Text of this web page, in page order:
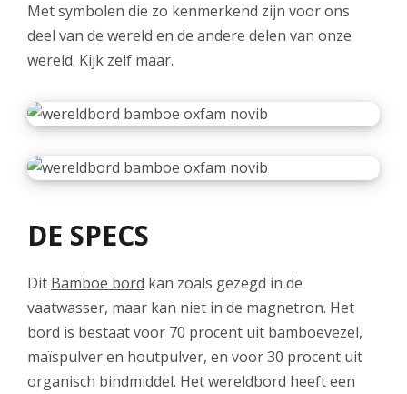
Met symbolen die zo kenmerkend zijn voor ons
deel van de wereld en de andere delen van onze
wereld. Kijk zelf maar.
DE SPECS
Dit Bamboe bord kan zoals gezegd in de
vaatwasser, maar kan niet in de magnetron. Het
bord is bestaat voor 70 procent uit bamboevezel,
maïspulver en houtpulver, en voor 30 procent uit
organisch bindmiddel. Het wereldbord heeft een